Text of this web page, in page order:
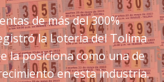
de más del 300%
la Lotería del Tolima
la posiciona como una de
en esta industria.